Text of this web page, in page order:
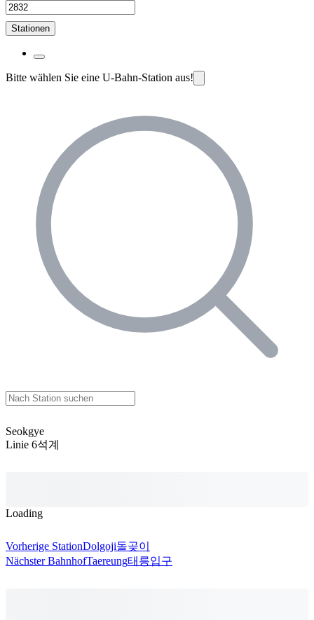
Stationen
Bitte wählen Sie eine U-Bahn-Station aus!
Seokgye
Linie 6석계
Loading
Vorherige StationDolgoji돌곶이
Nächster BahnhofTaereung태릉입구